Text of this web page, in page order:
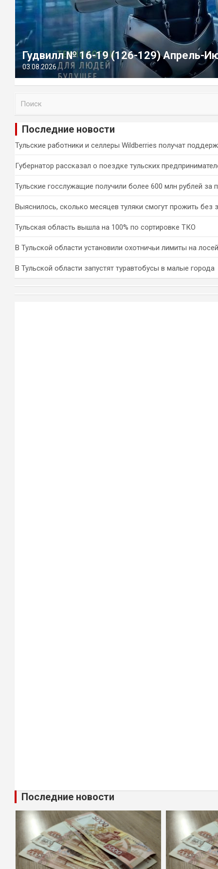
Гудвилл № 16-19 (126-129) Апрель-
03.08.2026
и
Последние новости
Тульские работники и селлеры Wildberries получат
Губернатор рассказал о поездке тульских
Тульские госслужащие получили более 600 млн рублей за
Выяснилось, сколько месяцев туляки смогут прожить без
Тульская область вышла на 100% по сортировке ТКО
В Тульской области установили охотничьи лимиты на
В Тульской области запустят туравтобусы в малые города
Последние новости